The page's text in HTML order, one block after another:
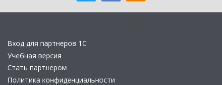
Вход для партнеров 1С
Учебная версия
Стать партнером
Политика конфиденциальности